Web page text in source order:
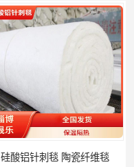
陶瓷纤维毯 硅酸铝纤维毯